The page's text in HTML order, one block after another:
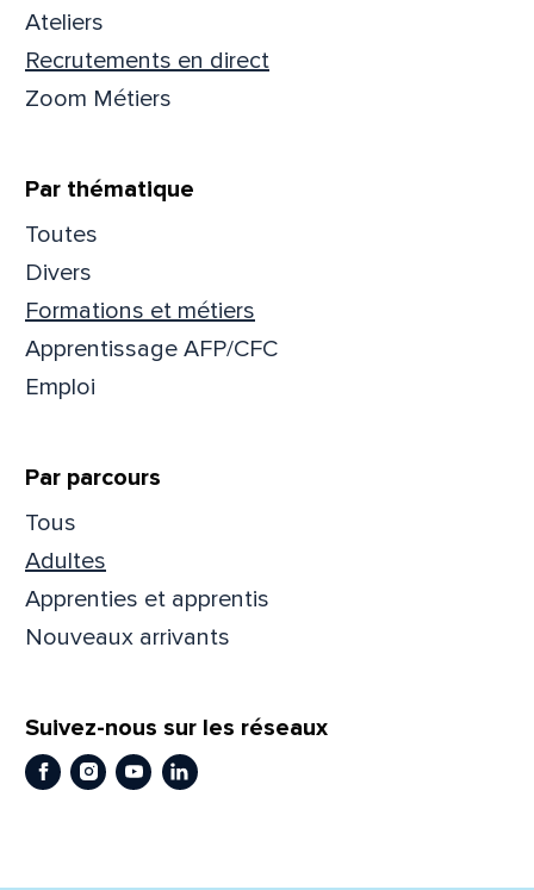
Ateliers
Recrutements en direct
Zoom Métiers
Par thématique
Toutes
Divers
Formations et métiers
Apprentissage AFP/CFC
Emploi
Par parcours
Tous
Adultes
Apprenties et apprentis
Nouveaux arrivants
Suivez-nous sur les réseaux
Facebook
Instagram
YoutubeLinkedIn